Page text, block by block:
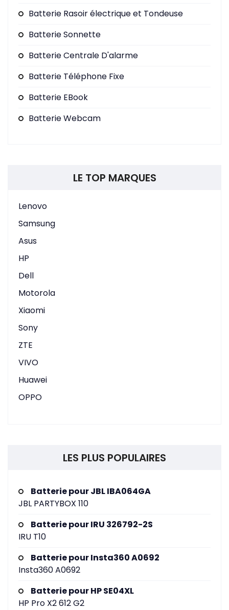
Batterie Rasoir électrique et Tondeuse
Batterie Sonnette
Batterie Centrale D'alarme
Batterie Téléphone Fixe
Batterie EBook
Batterie Webcam
LE TOP MARQUES
Lenovo
Samsung
Asus
HP
Dell
Motorola
Xiaomi
Sony
ZTE
VIVO
Huawei
OPPO
LES PLUS POPULAIRES
Batterie pour JBL IBA064GA
JBL PARTYBOX 110
Batterie pour IRU 326792-2S
IRU T10
Batterie pour Insta360 A0692
Insta360 A0692
Batterie pour HP SE04XL
HP Pro X2 612 G2